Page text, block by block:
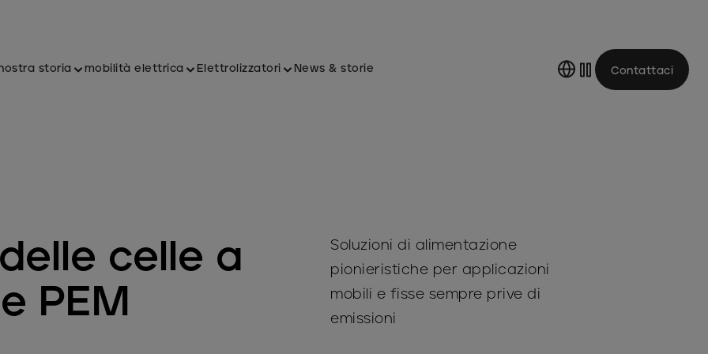
storia mobilità elettrica Elettrolizzatori News & storie Contattaci
celle a
PEM
Soluzioni di alimentazione
pionieristiche per applicazioni
mobili e fisse sempre prive di
emissioni